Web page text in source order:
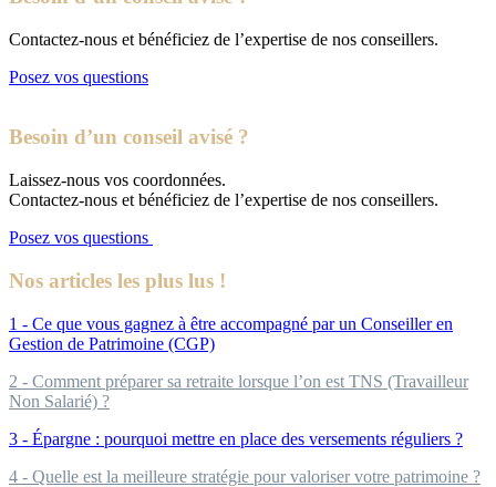
Contactez-nous et bénéficiez de l’expertise de nos conseillers.
Posez vos questions
Besoin d’un conseil avisé ?
Laissez-nous vos coordonnées.
Contactez-nous et bénéficiez de l’expertise de nos conseillers.
Posez vos questions
Nos articles les plus lus !
1 - Ce que vous gagnez à être accompagné par un Conseiller en
Gestion de Patrimoine (CGP)
2 - Comment préparer sa retraite lorsque l’on est TNS (Travailleur
Non Salarié) ?
3 - Épargne : pourquoi mettre en place des versements réguliers ?
4 - Quelle est la meilleure stratégie pour valoriser votre patrimoine ?